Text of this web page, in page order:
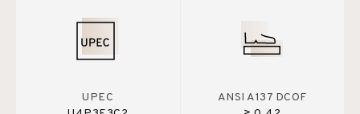
UPEC
ANSI A137 DCOF